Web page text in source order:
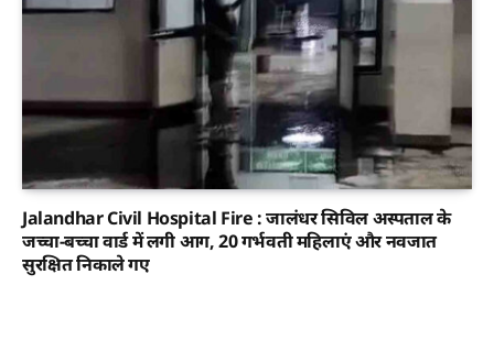
Jalandhar Civil Hospital Fire : जालंधर सिविल अस्पताल के
जच्चा-बच्चा वार्ड में लगी आग, 20 गर्भवती महिलाएं और नवजात
सुरक्षित निकाले गए